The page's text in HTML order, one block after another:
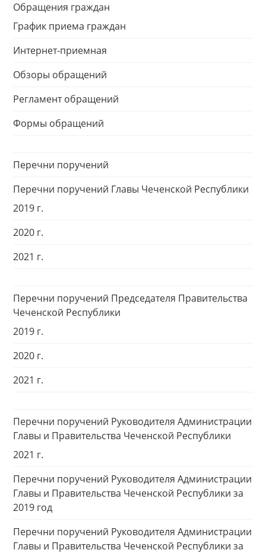
Обращения граждан
График приема граждан
Интернет-приемная
Обзоры обращений
Регламент обращений
Формы обращений
Перечни поручений
Перечни поручений Главы Чеченской Республики
2019 г.
2020 г.
2021 г.
Перечни поручений Председателя Правительства
Чеченской Республики
2019 г.
2020 г.
2021 г.
Перечни поручений Руководителя Администрации
Главы и Правительства Чеченской Республики
2021 г.
Перечни поручений Руководителя Администрации
Главы и Правительства Чеченской Республики за
2019 год
Перечни поручений Руководителя Администрации
Главы и Правительства Чеченской Республики за